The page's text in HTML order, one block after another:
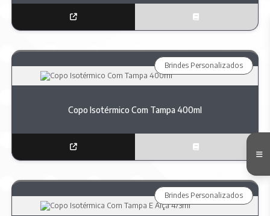
Copo Isotérmico Com Tampa 400ml
Brindes Personalizados
Brindes Personalizados